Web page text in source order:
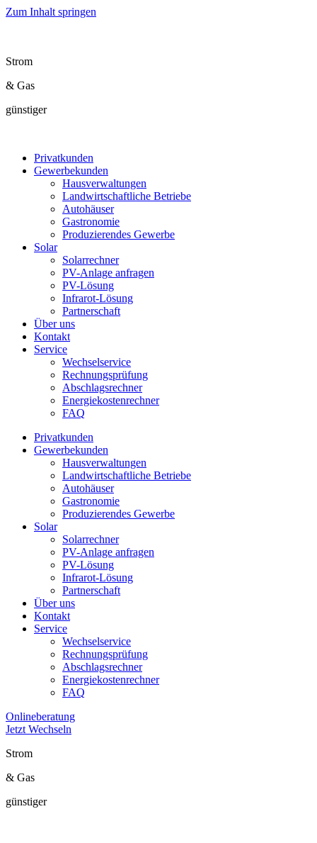
Zum Inhalt springen
Strom
& Gas
günstiger
Privatkunden
Gewerbekunden
Hausverwaltungen
Landwirtschaftliche Betriebe
Autohäuser
Gastronomie
Produzierendes Gewerbe
Solar
Solarrechner
PV-Anlage anfragen
PV-Lösung
Infrarot-Lösung
Partnerschaft
Über uns
Kontakt
Service
Wechselservice
Rechnungsprüfung
Abschlagsrechner
Energiekostenrechner
FAQ
Privatkunden
Gewerbekunden
Hausverwaltungen
Landwirtschaftliche Betriebe
Autohäuser
Gastronomie
Produzierendes Gewerbe
Solar
Solarrechner
PV-Anlage anfragen
PV-Lösung
Infrarot-Lösung
Partnerschaft
Über uns
Kontakt
Service
Wechselservice
Rechnungsprüfung
Abschlagsrechner
Energiekostenrechner
FAQ
Onlineberatung
Jetzt Wechseln
Strom
& Gas
günstiger